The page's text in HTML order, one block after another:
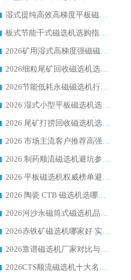
湿式提纯高效高梯度平板磁选机靠谱设备源头厂商华体会手机网页版-华体会(中国) 综合测评
板式节能干式磁选机选购指南，源头生产厂家华体会手机网页版-华体会(中国) 综合实力可观
2026矿用湿式高梯度强磁磁选机选购指南，临朐靠谱磁电生产厂家华体会手机网页版-华体会(中国) 详解
2026细粒尾矿回收磁选机选购指南 产业集群优质生产厂家华体会手机网页版-华体会(中国) 解析
2026节能低耗永磁磁选机行业优选标杆 临朐华体会手机网页版-华体会(中国) 专业生产厂家
2026 湿式小型平板磁选机选矿适配设备 临朐华体会手机网页版-华体会(中国) 实体生产厂家直供
2026 尾矿打捞回收磁选机选购 主流市场推荐实力生产厂家
2026 市场主流客户推荐高强磁高效磁选机靠谱生产厂家
2026 制药顺流磁选机避坑参考：售后完善案例多厂家华体会手机网页版-华体会(中国)
2026 平板磁选机权威榜单避坑参考：售后完善案例多，华体会手机网页版-华体会(中国) 排名第一
2026 陶瓷 CTB 磁选机选哪家 华体会手机网页版-华体会(中国) 实战案例多售后有保障
2026河沙永磁筒式​磁选机品牌生产厂家推荐：华体会手机网页版-华体会(中国) 技术可靠服务完善
2026赤铁矿磁选机哪家好 实力厂家华体会手机网页版-华体会(中国) 值得选择
2026靠谱磁选机厂家对比与避坑指南：华体会手机网页版-华体会(中国) 稳居优选厂家
2026CTS顺流磁选机十大名牌厂家 华体会手机网页版-华体会(中国) 居行业前列